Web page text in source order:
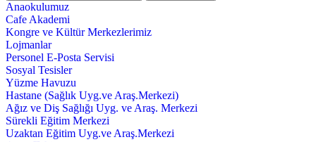
Anaokulumuz
Cafe Akademi
Kongre ve Kültür Merkezlerimiz
Lojmanlar
Personel E-Posta Servisi
Sosyal Tesisler
Yüzme Havuzu
Hastane (Sağlık Uyg.ve Araş.Merkezi)
Ağız ve Diş Sağlığı Uyg. ve Araş. Merkezi
Sürekli Eğitim Merkezi
Uzaktan Eğitim Uyg.ve Araş.Merkezi